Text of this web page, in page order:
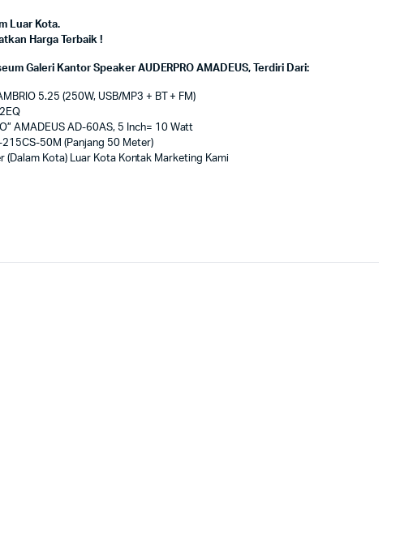
Luar Kota.
Harga Terbaik !
Galeri Kantor Speaker AUDERPRO AMADEUS, Terdiri Dari:
5.25 (250W, USB/MP3 + BT + FM)
AMADEUS AD-60AS, 5 Inch= 10 Watt
215CS-50M (Panjang 50 Meter)
(Dalam Kota) Luar Kota Kontak Marketing Kami